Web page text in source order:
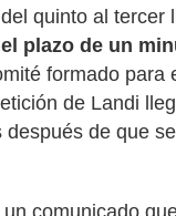
quinto al tercer
plazo de un
formado para
de Landi
después de que
comunicado